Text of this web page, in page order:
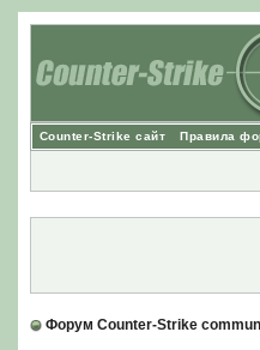
Counter-Strike сайт Правила
Форум Counter-Strike